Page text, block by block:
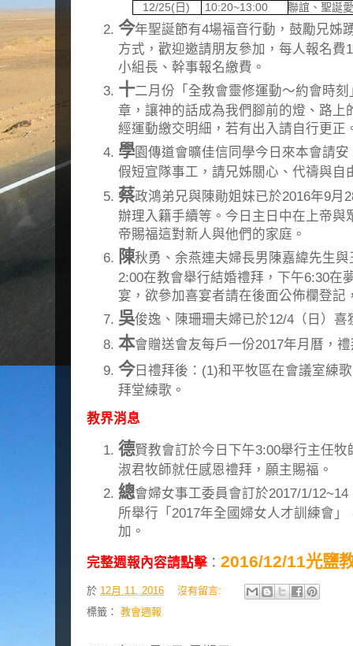
12/25(日) 10:20~13:00 聯誼、聖誕
今年聖誕節有4場福音行動，鼓勵兄姊
方式，歡迎邀請朋友參加，每人報名費
小組長、幹事報名繳費。
十二月份「全教會靈修運動～約會時
章，讓神的話成為我們腳前的燈、路上
經運動繳交明細，若有出入請自行更正
學園傳道會曠佳信同學今日來本會請
假短宣隊事工，請兄姊關心、代禱與自
蔡政鴻弟兄與陳勛姐妹已於2016年9月
辦理入籍手續等。今日主日中在上帝與
帝賜福這對新人與他們的家庭。
陳秋勇、余燕連夫婦長男陳嘉緯先生
2:00在教會舉行結婚禮拜，下午6:30在
宴，欲參加喜宴者請在後面公佈欄登記
吳俊逸、陳珊珊夫婦已於12/4（日）
本會贈送會友每戶一份2017年月曆，
今日禮拜後：(1)和平牧區在會議室練
拜堂練歌。
教界消息
德賢教會訂於今日下午3:00舉行主任
淑君牧師就任感恩禮拜，願主賜福。
總會婦女事工委員會訂於2017/1/
所舉行「2017年全國婦女人才訓練會
加。
完整週報內容請點擊 ： 2016/12/11光鹽
於 12月 11, 2016
沒有留言:
標籤： 教會週報